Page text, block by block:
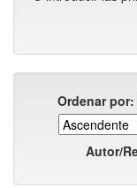
Ordenar por:
Autor/